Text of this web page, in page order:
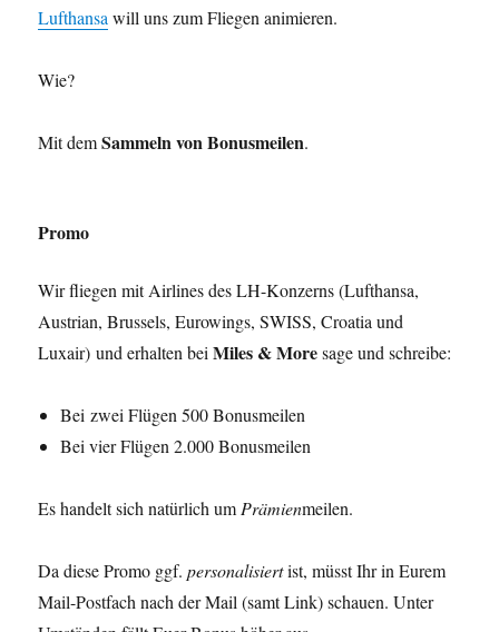
Lufthansa will uns zum Fliegen animieren.
Wie?
Mit demSammeln von Bonusmeilen.
Promo
Wir fliegen mit Airlines des LH-Konzerns (Lufthansa,
Austrian, Brussels, Eurowings, SWISS, Croatia und
Luxair) und erhalten beiMiles & Moresage und schreibe:
Bei zwei Flügen 500 Bonusmeilen
Bei vier Flügen 2.000 Bonusmeilen
Es handelt sich natürlich um Prämienmeilen.
Da diese Promo ggf.personalisiertist, müsst Ihr in Eurem
Mail-Postfach nach der Mail (samt Link) schauen. Unter